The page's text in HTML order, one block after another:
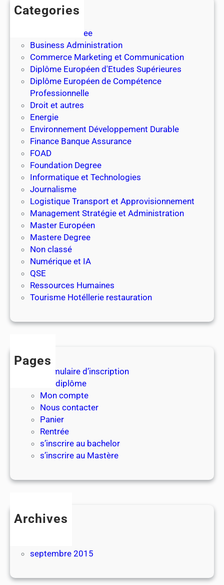
o
n
n
l
e
e
n
h
ô
e
l
e
r
i
e
r
e
s
t
a
r
a
i
Categories
Bachelor Degree
Business Administration
Commerce Marketing et Communication
Diplôme Européen d'Etudes Supérieures
Diplôme Européen de Compétence
Professionnelle
Droit et autres
Energie
Environnement Développement Durable
Finance Banque Assurance
FOAD
Foundation Degree
Informatique et Technologies
Journalisme
Logistique Transport et Approvisionnement
Management Stratégie et Administration
Master Européen
Mastere Degree
Non classé
Numérique et IA
QSE
Ressources Humaines
Tourisme Hotéllerie restauration
Pages
Formulaire d’inscription
Les diplôme
Mon compte
Nous contacter
Panier
Rentrée
s’inscrire au bachelor
s’inscrire au Mastère
Archives
septembre 2015